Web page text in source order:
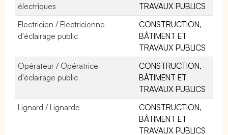
électriques
TRAVAUX PUBLICS
Electricien / Electricienne
d'éclairage public
CONSTRUCTION,
BÂTIMENT ET
TRAVAUX PUBLICS
Opérateur / Opératrice
d'éclairage public
CONSTRUCTION,
BÂTIMENT ET
TRAVAUX PUBLICS
Lignard / Lignarde
CONSTRUCTION,
BÂTIMENT ET
TRAVAUX PUBLICS